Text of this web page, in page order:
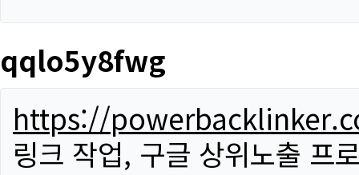
qqlo5y8fwg
https://
링크 작업, 구글 상위노출 프